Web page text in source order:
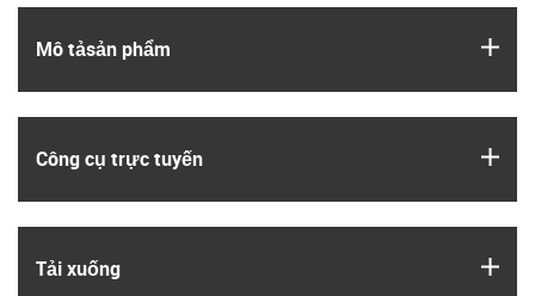
Mô tả­sản phẩm
Công cụ trực tuyến
Tải xuống